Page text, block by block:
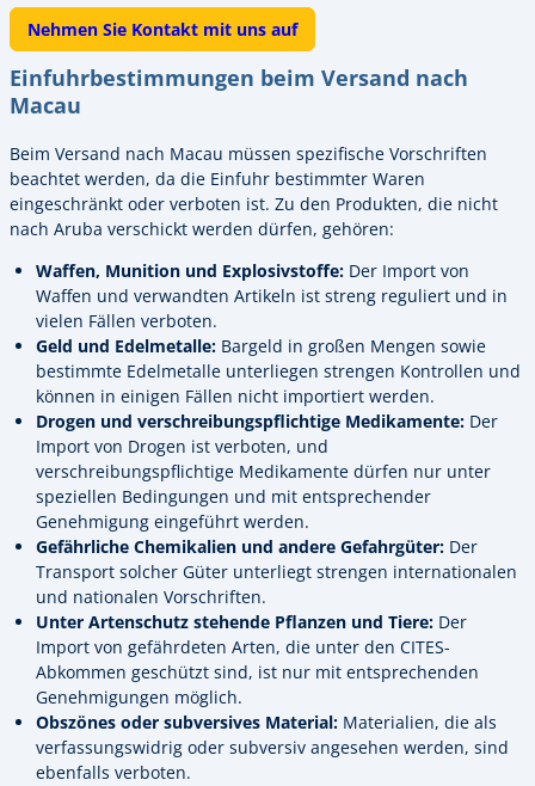
Nehmen Sie Kontakt mit uns auf
Einfuhrbestimmungen beim Versand nach
Macau
Beim Versand nach Macau müssen spezifische Vorschriften
beachtet werden, da die Einfuhr bestimmter Waren
eingeschränkt oder verboten ist. Zu den Produkten, die nicht
nach Aruba verschickt werden dürfen, gehören:
Waffen, Munition und Explosivstoffe: Der Import von
Waffen und verwandten Artikeln ist streng reguliert und in
vielen Fällen verboten.
Geld und Edelmetalle: Bargeld in großen Mengen sowie
bestimmte Edelmetalle unterliegen strengen Kontrollen und
können in einigen Fällen nicht importiert werden.
Drogen und verschreibungspflichtige Medikamente: Der
Import von Drogen ist verboten, und
verschreibungspflichtige Medikamente dürfen nur unter
speziellen Bedingungen und mit entsprechender
Genehmigung eingeführt werden.
Gefährliche Chemikalien und andere Gefahrgüter: Der
Transport solcher Güter unterliegt strengen internationalen
und nationalen Vorschriften.
Unter Artenschutz stehende Pflanzen und Tiere: Der
Import von gefährdeten Arten, die unter den CITES-
Abkommen geschützt sind, ist nur mit entsprechenden
Genehmigungen möglich.
Obszönes oder subversives Material: Materialien, die als
verfassungswidrig oder subversiv angesehen werden, sind
ebenfalls verboten.